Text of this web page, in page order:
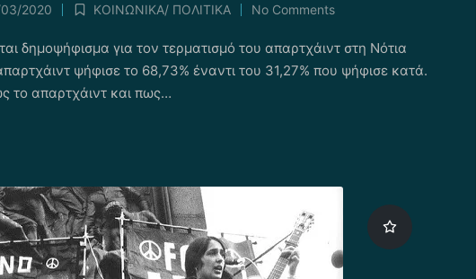
2020
Posted
ΚΟΙΝΩΝΙΚΑ/ ΠΟΛΙΤΙΚΑ No Comments
δημοψήφισμα για τον τερματισμό του απαρτχάιντ στη Νότια
ψήφισε το 68,73% έναντι του 31,27% που ψήφισε κατά.
το απαρτχάιντ και πως…